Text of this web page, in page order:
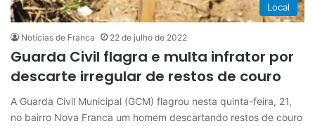
Local
Notícias de Franca 22 de julho de 2022
Guarda Civil flagra e multa infrator por
descarte irregular de restos de couro
A Guarda Civil Municipal (GCM) flagrou nesta quinta-feira, 21,
no bairro Nova Franca um homem descartando restos de couro